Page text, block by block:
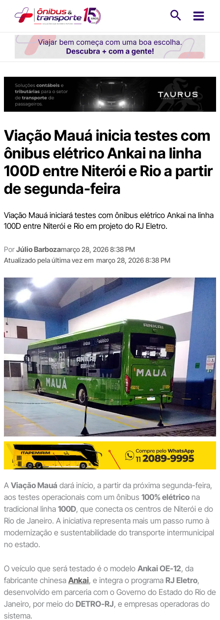
conteúdo
Viação Mauá inicia testes com
ônibus elétrico Ankai na linha
100D entre Niterói e Rio a partir
de segunda-feira
Viação Mauá iniciará testes com ônibus elétrico Ankai na linha
100D entre Niterói e Rio em projeto do RJ Eletro.
PorJúlio Barbozamarço 28, 2026 8:38 PM
Atualizado pela última vez em março 28, 2026 8:38 PM
A Viação Mauá dará início, a partir da próxima segunda-feira,
aos testes operacionais com um ônibus 100% elétricona
tradicional linha 100D, que conecta os centros de Niterói e do
Rio de Janeiro. A iniciativa representa mais um passo rumo à
modernização e sustentabilidade do transporte intermunicipal
no estado.
O veículo que será testado é o modelo Ankai OE-12, da
fabricante chinesa Ankai, e integra o programa RJ Eletro,
desenvolvido em parceria com o Governo do Estado do Rio de
Janeiro, por meio do DETRO-RJ, e empresas operadoras do
sistema.